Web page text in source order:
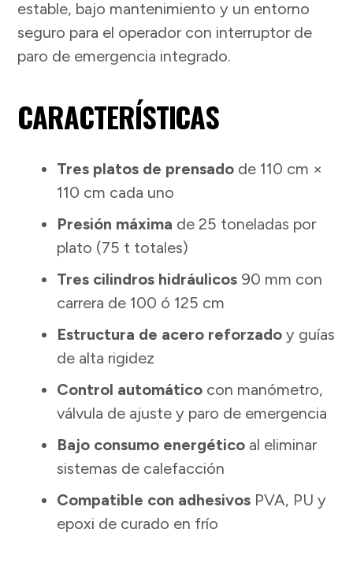
estable, bajo mantenimiento y un entorno
seguro para el operador con interruptor de
paro de emergencia integrado.
CARACTERÍSTICAS
Tres platos de prensado de 110 cm ×
110 cm cada uno
Presión máxima de 25 toneladas por
plato (75 t totales)
Tres cilindros hidráulicos 90 mm con
carrera de 100 ó 125 cm
Estructura de acero reforzado y guías
de alta rigidez
Control automático con manómetro,
válvula de ajuste y paro de emergencia
Bajo consumo energético al eliminar
sistemas de calefacción
Compatible con adhesivos PVA, PU y
epoxi de curado en frío